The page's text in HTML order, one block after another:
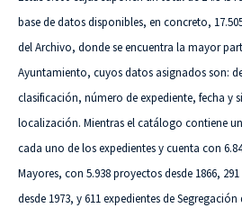
base de datos disponibles, en concreto,
del Archivo, donde se encuentra la mayor
Ayuntamiento, cuyos datos asignados son:
clasificación, número de expediente, fecha y
localización. Mientras el catálogo contiene
cada uno de los expedientes y cuenta con
Mayores, con 5.938 proyectos desde 1866,
desde 1973, y 611 expedientes de